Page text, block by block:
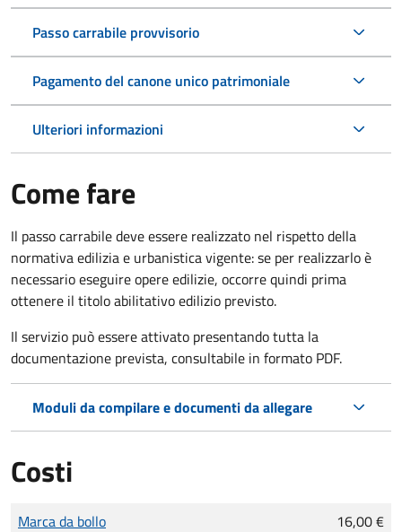
Passo carrabile provvisorio
Pagamento del canone unico patrimoniale
Ulteriori informazioni
Come fare
Il passo carrabile deve essere realizzato nel rispetto della
normativa edilizia e urbanistica vigente: se per realizzarlo è
necessario eseguire opere edilizie, occorre quindi prima
ottenere il titolo abilitativo edilizio previsto.
Il servizio può essere attivato presentando tutta la
documentazione prevista, consultabile in formato PDF.
Moduli da compilare e documenti da allegare
Costi
Tipo di pagamento
Importo
Marca da bollo 16,00 €